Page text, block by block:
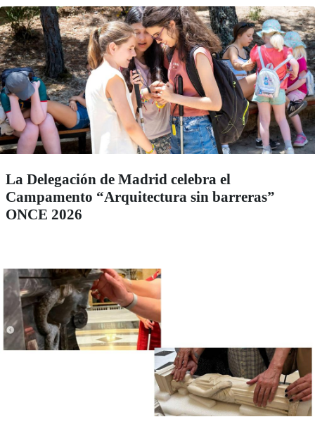
La Delegación de Madrid celebra el
Campamento “Arquitectura sin barreras”
ONCE 2026